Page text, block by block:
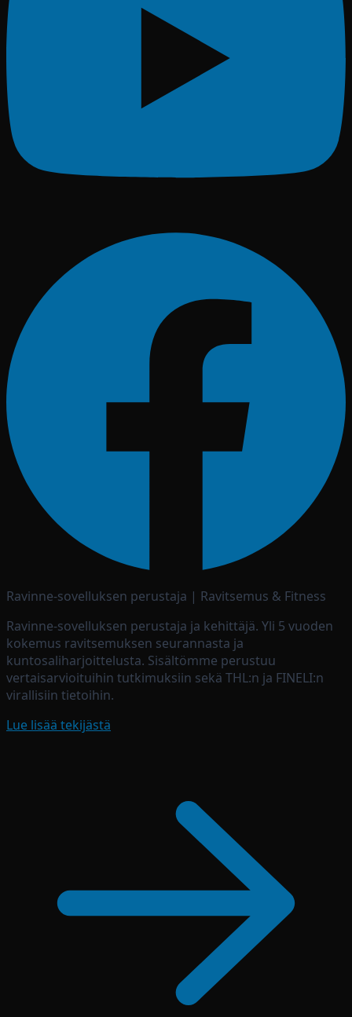
Ravinne-sovelluksen perustaja | Ravitsemus & Fitness
Ravinne-sovelluksen perustaja ja kehittäjä. Yli 5 vuoden
kokemus ravitsemuksen seurannasta ja
kuntosaliharjoittelusta. Sisältömme perustuu
vertaisarvioituihin tutkimuksiin sekä THL:n ja FINELI:n
virallisiin tietoihin.
Lue lisää tekijästä